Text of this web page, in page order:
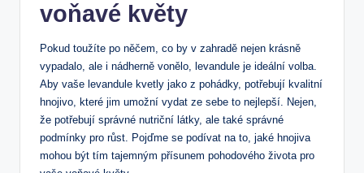
voňavé květy
Pokud toužíte po něčem, co by v zahradě nejen krásně
vypadalo, ale i nádherně vonělo, levandule je ideální volba.
Aby vaše levandule kvetly jako z pohádky, potřebují kvalitní
hnojivo, které jim umožní vydat ze sebe to nejlepší. Nejen,
že potřebují správné nutriční látky, ale také správné
podmínky pro růst. Pojďme se podívat na to, jaké hnojiva
mohou být tím tajemným přísunem pohodového života pro